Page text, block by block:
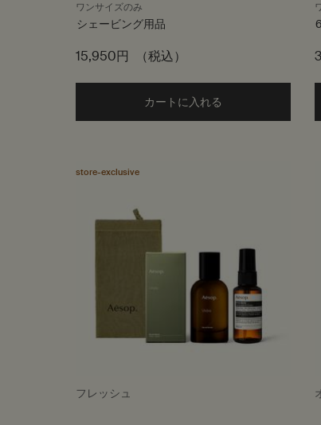
ワンサイズのみ
シェービング用品
15,950円 （税込）
カートに入れる Add the ダブルエ
store-exclusive
フレッシュ